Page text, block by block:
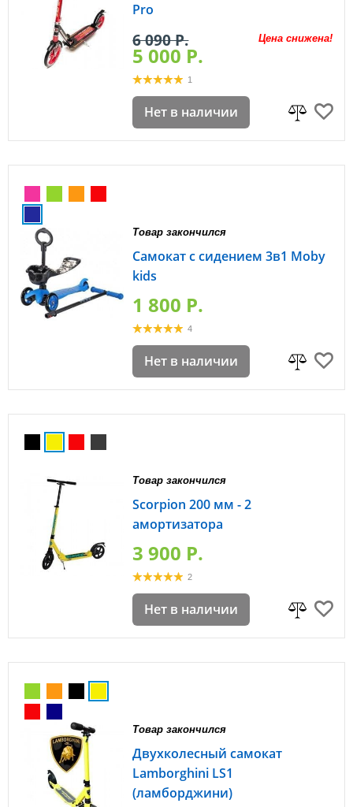
Pro
Цена снижена!
6 090 P.
5 000 P.
1
Нет в наличии
Товар закончился
Самокат с сидением 3в1 Moby
kids
1 800 P.
4
Нет в наличии
Товар закончился
Scorpion 200 мм - 2
амортизатора
3 900 P.
2
Нет в наличии
Товар закончился
Двухколесный самокат
Lamborghini LS1
(ламборджини)